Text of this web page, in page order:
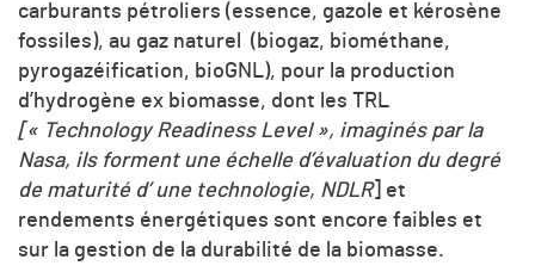
carburants pétroliers (essence, gazole et kérosène
fossiles), au gaz naturel (biogaz, biométhane,
pyrogazéification, bioGNL), pour la production
d’hydrogène ex biomasse, dont les TRL
[« Technology Readiness Level », imaginés par la
Nasa, ils forment une échelle d’évaluation du degré
de maturité d’ une technologie, NDLR] et
rendements énergétiques sont encore faibles et
sur la gestion de la durabilité de la biomasse.